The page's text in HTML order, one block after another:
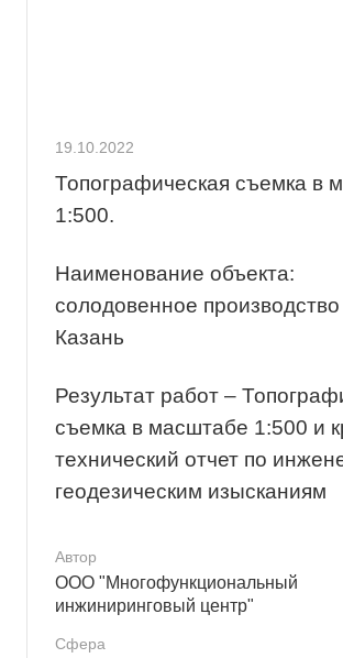
19.10.2022
Топографическая съемка в
1:500.
Наименование объекта:
солодовенное производство
Казань
Результат работ –
съемка в масштабе 1:500 и
технический отчет по
геодезическим изысканиям
Автор
ООО "Многофункциональный
инжиниринговый центр"
Сфера